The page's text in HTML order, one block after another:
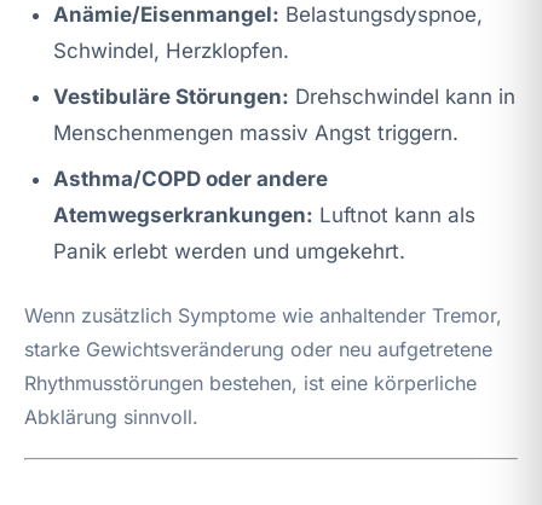
Anämie/Eisenmangel: Belastungsdyspnoe,
Schwindel, Herzklopfen.
Vestibuläre Störungen: Drehschwindel kann in
Menschenmengen massiv Angst triggern.
Asthma/COPD oder andere
Atemwegserkrankungen: Luftnot kann als
Panik erlebt werden und umgekehrt.
Wenn zusätzlich Symptome wie anhaltender Tremor,
starke Gewichtsveränderung oder neu aufgetretene
Rhythmusstörungen bestehen, ist eine körperliche
Abklärung sinnvoll.